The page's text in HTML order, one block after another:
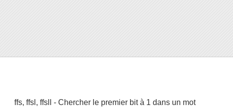
ffs, ffsl, ffsll - Chercher le premier bit à 1 dans un mot